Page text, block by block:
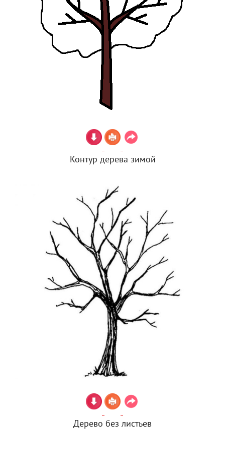
Контур дерева зимой
Дерево без листьев